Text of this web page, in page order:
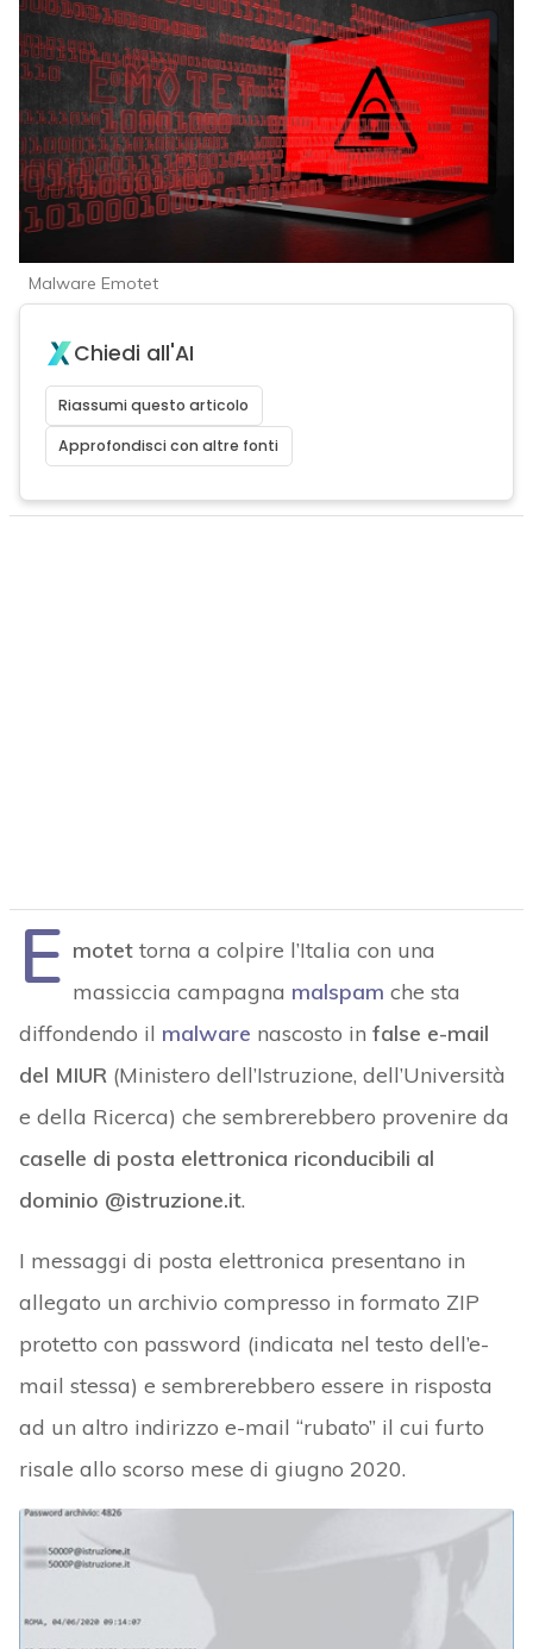
Malware Emotet
Chiedi all'AI
Riassumi questo articolo
Approfondisci con altre fonti
E motettorna a colpire l’Italia con una
massiccia campagna malspam che sta
diffondendo il malware nascosto in false e-mail
del MIUR(Ministero dell’Istruzione, dell’Università
e della Ricerca) che sembrerebbero provenire da
caselle di posta elettronica riconducibili al
dominio @istruzione.it.
I messaggi di posta elettronica presentano in
allegato un archivio compresso in formato ZIP
protetto con password (indicata nel testo dell’e-
mail stessa) e sembrerebbero essere in risposta
ad un altro indirizzo e-mail “rubato” il cui furto
risale allo scorso mese di giugno 2020.